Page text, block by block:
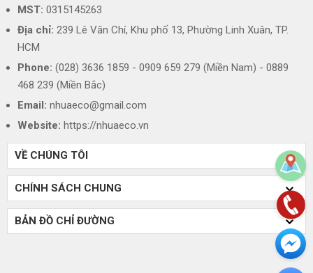
MST: 0315145263
Địa chỉ: 239 Lê Văn Chí, Khu phố 13, Phường Linh Xuân, TP.
HCM
Phone: (028) 3636 1859 - 0909 659 279 (Miền Nam) - 0889
468 239 (Miền Bắc)
Email: nhuaeco@gmail.com
Website: https://nhuaeco.vn
VỀ CHÚNG TÔI
CHÍNH SÁCH CHUNG
BẢN ĐỒ CHỈ ĐƯỜNG